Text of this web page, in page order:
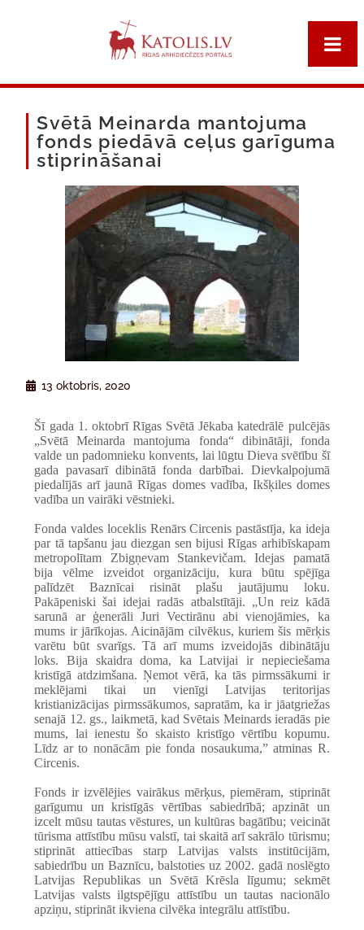
Svētā Meinarda mantojuma
fonds piedāvā ceļus garīguma
stiprināšanai
13 oktobris, 2020
Šī gada 1. oktobrī Rīgas Svētā Jēkaba katedrālē pulcējās
„Svētā Meinarda mantojuma fonda“ dibinātāji, fonda
valde un padomnieku konvents, lai lūgtu Dieva svētību šī
gada pavasarī dibinātā fonda darbībai. Dievkalpojumā
piedalījās arī jaunā Rīgas domes vadība, Ikšķiles domes
vadība un vairāki vēstnieki.
Fonda valdes loceklis Renārs Circenis pastāstīja, ka ideja
par tā tapšanu jau diezgan sen bijusi Rīgas arhibīskapam
metropolītam Zbigņevam Stankevičam. Idejas pamatā
bija vēlme izveidot organizāciju, kura būtu spējīga
palīdzēt Baznīcai risināt plašu jautājumu loku.
Pakāpeniski šai idejai radās atbalstītāji. „Un reiz kādā
sarunā ar ģenerāli Juri Vectirānu abi vienojāmies, ka
mums ir jārīkojas. Aicinājām cilvēkus, kuriem šis mērķis
varētu būt svarīgs. Tā arī mums izveidojās dibinātāju
loks. Bija skaidra doma, ka Latvijai ir nepieciešama
kristīgā atdzimšana. Ņemot vērā, ka tās pirmssākumi ir
meklējami tikai un vienīgi Latvijas teritorijas
kristianizācijas pirmssākumos, sapratām, ka ir jāatgriežas
senajā 12. gs., laikmetā, kad Svētais Meinards ieradās pie
mums, lai ienestu šo skaisto kristīgo vērtību kopumu.
Līdz ar to nonācām pie fonda nosaukuma,” atminas R.
Circenis.
Fonds ir izvēlējies vairākus mērķus, piemēram, stiprināt
garīgumu un kristīgās vērtības sabiedrībā; apzināt un
izcelt mūsu tautas vēstures, un kultūras bagātību; veicināt
tūrisma attīstību mūsu valstī, tai skaitā arī sakrālo tūrismu;
stiprināt attiecības starp Latvijas valsts institūcijām,
sabiedrību un Baznīcu, balstoties uz 2002. gadā noslēgto
Latvijas Republikas un Svētā Krēsla līgumu; sekmēt
Latvijas valsts ilgtspējīgu attīstību un tautas nacionālo
apziņu, stiprināt ikviena cilvēka integrālu attīstību.